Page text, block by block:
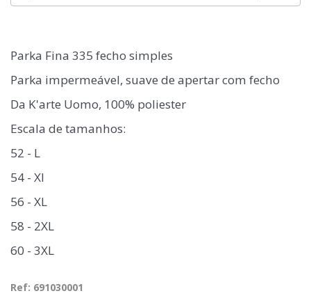
Parka Fina 335 fecho simples
Parka impermeável, suave de apertar com fecho
Da K'arte Uomo, 100% poliester
Escala de tamanhos:
52 - L
54 - Xl
56 - XL
58 - 2XL
60 - 3XL
Ref: 691030001